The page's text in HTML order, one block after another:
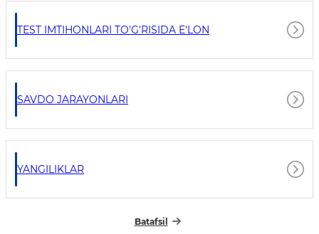
TEST IMTIHONLARI TO'G'RISIDA E'LON
SAVDO JARAYONLARI
YANGILIKLAR
Batafsil